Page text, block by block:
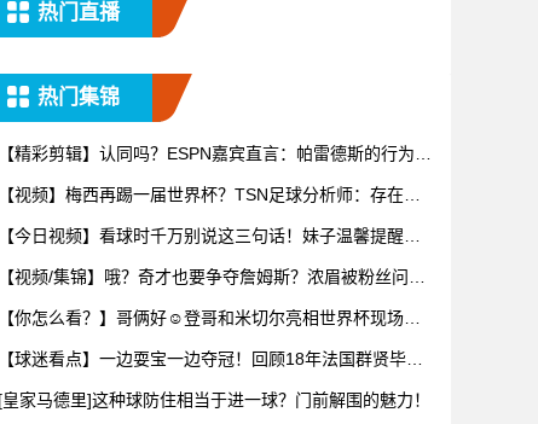
热门直播
热门集锦
【精彩剪辑】认同吗？ESPN嘉宾直言：帕雷德斯的行为无
【视频】梅西再踢一届世界杯？TSN足球分析师：存在可
【今日视频】看球时千万别说这三句话！妹子温馨提醒：
【视频/集锦】哦？奇才也要争夺詹姆斯？浓眉被粉丝问及
【你怎么看？】哥俩好☺️登哥和米切尔亮相世界杯现场一
【球迷看点】一边耍宝一边夺冠！回顾18年法国群贤毕至
[皇家马德里]这种球防住相当于进一球？门前解围的魅力！